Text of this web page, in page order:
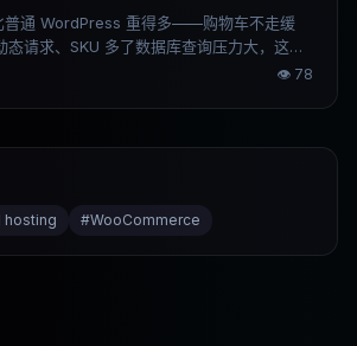
通 WordPress 重得多——购物车不走缓
请求、SKU 多了数据库查询压力大，这些
的服务器选型逻辑和普通博客完
👁 78
hosting #WooCommerce